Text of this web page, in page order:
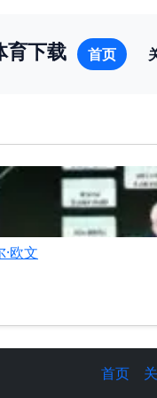
育下载 首页
欧文
首页